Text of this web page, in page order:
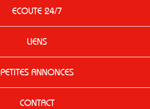
ECOUTE 24/7
LIENS
PETITES ANNONCES
CONTACT